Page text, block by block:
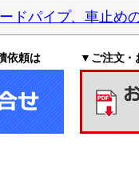
ドパイプ、車止め
依頼は ▼ご注文・